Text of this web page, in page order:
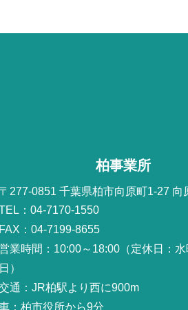
柏事業所
〒277-0851 千葉県柏市向原町1-27 向
：04-7170-1550
FAX：04-7199-8655
業時間：10:00～18:00（定休日：
日）
通：JR柏駅より西に900m
：柏市役所から9分